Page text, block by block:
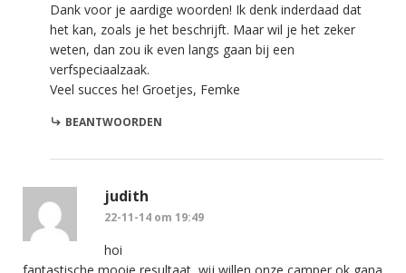
Dank voor je aardige woorden! Ik denk inderdaad dat
het kan, zoals je het beschrijft. Maar wil je het zeker
weten, dan zou ik even langs gaan bij een
verfspeciaalzaak.
Veel succes he! Groetjes, Femke
BEANTWOORDEN
judith
22-11-14 om 19:49
hoi